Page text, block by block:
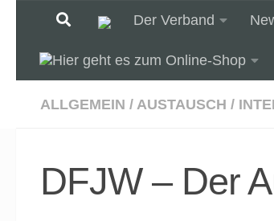
Unter dem InhaltDer Verband
ALLGEMEIN / AUSTAUSCH /
DFJW – Der